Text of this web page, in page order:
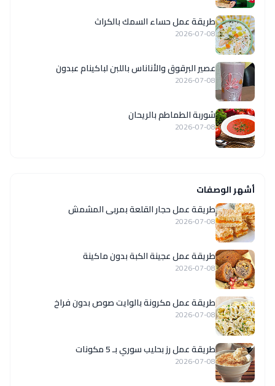
طريقة عمل حساء السمك بالكراث
2026-07-08
عصير البرقوق والأناناس باللبن لباكينام عبدون
2026-07-08
شوربة الطماطم بالريحان
2026-07-08
أشهر الوصفات
طريقة عمل حجار القلعة بمربى المشمش
2026-07-08
طريقة عمل عجينة الكبة بدون ماكينة
2026-07-08
طريقة عمل مكرونة بالوايت صوص بدون فراخ
2026-07-08
طريقة عمل رز بحليب سوري بـ 5 مكونات
2026-07-08